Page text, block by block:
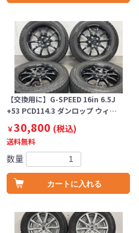
【交換用に】G-SPEED 16in 6.5J
+53 PCD114.3 ダンロップ ウィ…
￥30,800 (税込)
送料無料
数量
カートに入れる